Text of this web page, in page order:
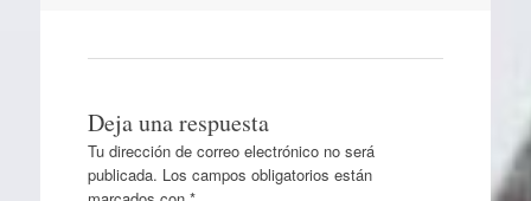
Deja una respuesta
Tu dirección de correo electrónico no será
publicada. Los campos obligatorios están